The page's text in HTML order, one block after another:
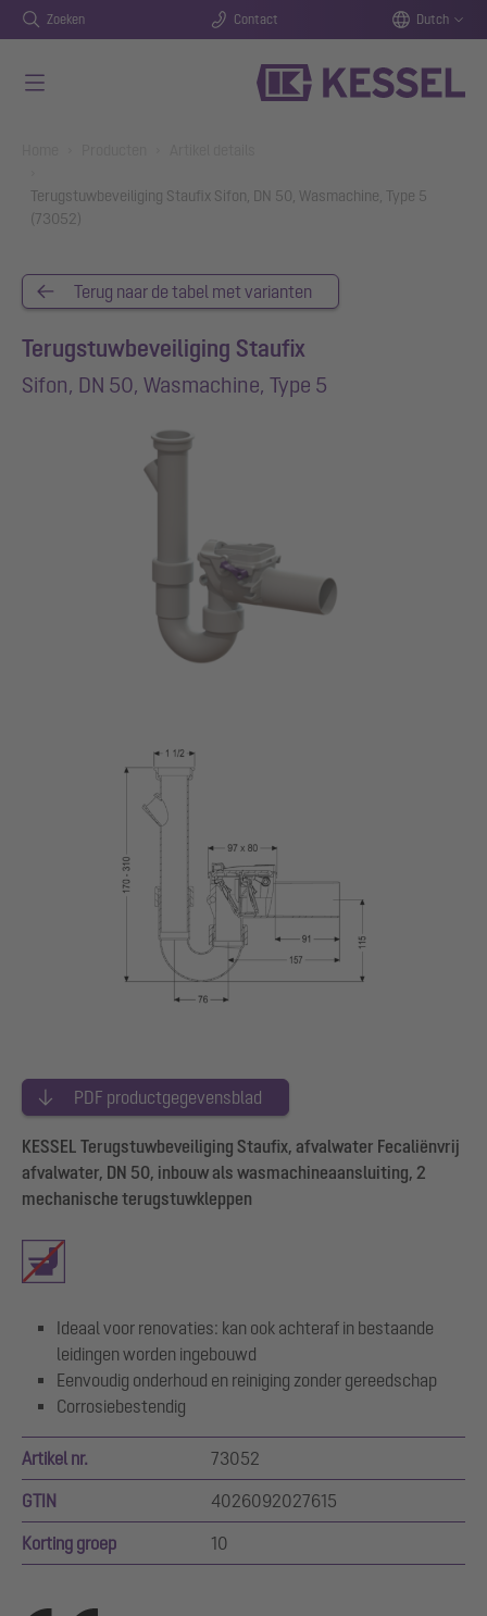
Zoeken Contact Dutch
Terugstuwbeveiliging Staufix Sifon, DN 50, Wasmachine, Type 5
(73052)
Terug naar de tabel met varianten
Terugstuwbeveiliging Staufix
Sifon, DN 50, Wasmachine, Type 5
PDF productgegevensblad
KESSEL Terugstuwbeveiliging Staufix, afvalwater Fecaliënvrij
afvalwater, DN 50, inbouw als wasmachineaansluiting, 2
mechanische terugstuwkleppen
Ideaal voor renovaties: kan ook achteraf in bestaande
leidingen worden ingebouwd
Eenvoudig onderhoud en reiniging zonder gereedschap
Corrosiebestendig
Artikel nr. 73052
GTIN 4026092027615
Korting groep 10